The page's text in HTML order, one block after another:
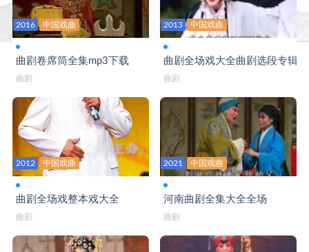
河南古装曲剧《荆钗记》全集
河南古装曲剧《惊蛰》全场
河南古装曲剧《刘备托孤》
河南古装曲剧《马前泼水》
河南古装曲剧《跑汴梁》
河南古装曲剧《亲娘后妈》
河南古装曲剧《四换亲》
河南古装曲剧《吴汉杀妻》
河南古装曲剧《五凤岭》
2016 中国戏曲
曲剧卷席筒全集mp3下载
曲剧
2013 中国戏曲
曲剧全场戏大全曲剧选段专辑
曲剧
2012 中国戏曲
曲剧全场戏整本戏大全
曲剧
2021 中国戏曲
河南曲剧全集大全全场
曲剧